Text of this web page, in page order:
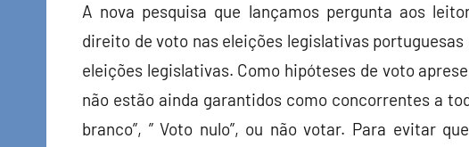
Finanças
A nova pesquisa que lançamos pergunta aos
direito de voto nas eleições legislativas
eleições legislativas. Como hipóteses de voto
não estão ainda garantidos como concorrentes a
branco”, ” Voto nulo”, ou não votar. Para evitar